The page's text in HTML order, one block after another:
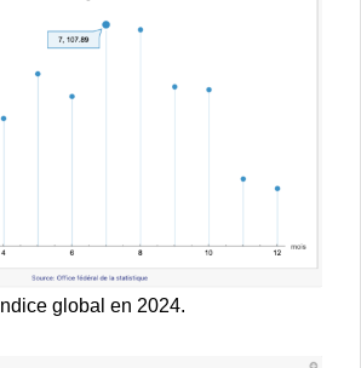
Indice global en 2024.